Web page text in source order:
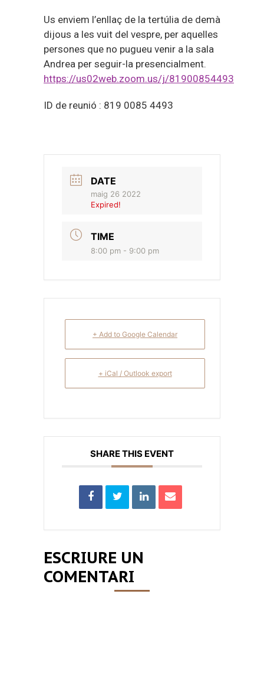
Us enviem l’enllaç de la tertúlia de demà
dijous a les vuit del vespre, per aquelles
persones que no pugueu venir a la sala
Andrea per seguir-la presencialment.
https://us02web.zoom.us/j/81900854493
ID de reunió : 819 0085 4493
DATE
maig 26 2022
Expired!
TIME
8:00 pm - 9:00 pm
+ Add to Google Calendar
+ iCal / Outlook export
SHARE THIS EVENT
ESCRIURE UN
COMENTARI